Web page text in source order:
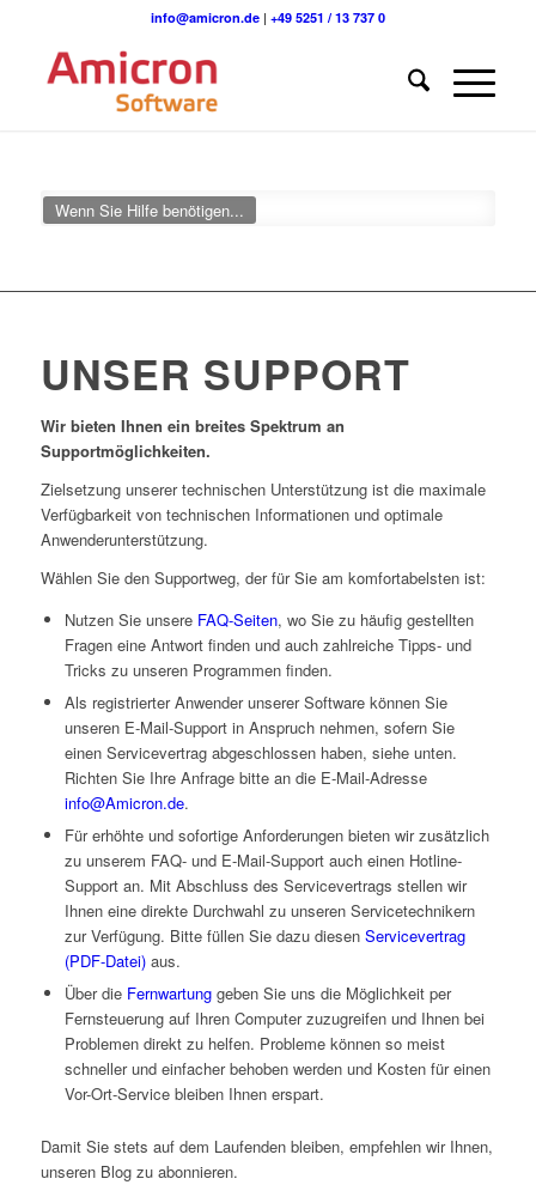
info@amicron.de| +49 5251 / 13 737 0
Wenn Sie Hilfe benötigen...
UNSER SUPPORT
Wir bieten Ihnen ein breites Spektrum an
Supportmöglichkeiten.
Zielsetzung unserer technischen Unterstützung ist die maximale
Verfügbarkeit von technischen Informationen und optimale
Anwenderunterstützung.
Wählen Sie den Supportweg, der für Sie am komfortabelsten ist:
Nutzen Sie unsere FAQ-Seiten, wo Sie zu häufig gestellten
Fragen eine Antwort finden und auch zahlreiche Tipps- und
Tricks zu unseren Programmen finden.
Als registrierter Anwender unserer Software können Sie
unseren E-Mail-Support in Anspruch nehmen, sofern Sie
einen Servicevertrag abgeschlossen haben, siehe unten.
Richten Sie Ihre Anfrage bitte an die E-Mail-Adresse
info@Amicron.de.
Für erhöhte und sofortige Anforderungen bieten wir zusätzlich
zu unserem FAQ- und E-Mail-Support auch einen Hotline-
Support an. Mit Abschluss des Servicevertrags stellen wir
Ihnen eine direkte Durchwahl zu unseren Servicetechnikern
zur Verfügung. Bitte füllen Sie dazu diesen Servicevertrag
(PDF-Datei)aus.
Über die Fernwartunggeben Sie uns die Möglichkeit per
Fernsteuerung auf Ihren Computer zuzugreifen und Ihnen bei
Problemen direkt zu helfen. Probleme können so meist
schneller und einfacher behoben werden und Kosten für einen
Vor-Ort-Service bleiben Ihnen erspart.
Damit Sie stets auf dem Laufenden bleiben, empfehlen wir Ihnen,
unseren Blog zu abonnieren.